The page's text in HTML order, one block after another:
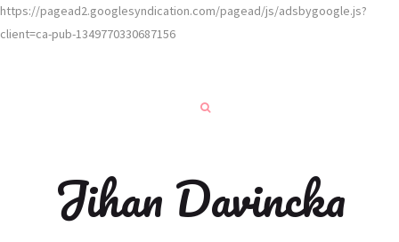
https://pagead2.googlesyndication.com/pagead/js/adsbygoogle.js?
client=ca-pub-1349770330687156
Jihan Davincka